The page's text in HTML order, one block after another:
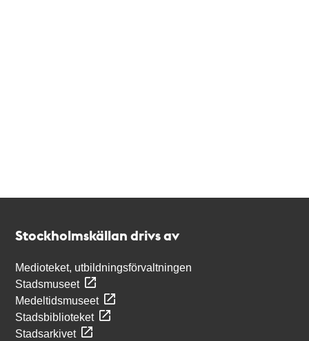
Stockholmskällan drivs av
Medioteket, utbildningsförvaltningen
Stadsmuseet
Medeltidsmuseet
Stadsbiblioteket
Stadsarkivet